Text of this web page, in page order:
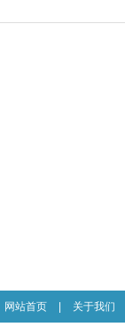
网站首页 关于我们